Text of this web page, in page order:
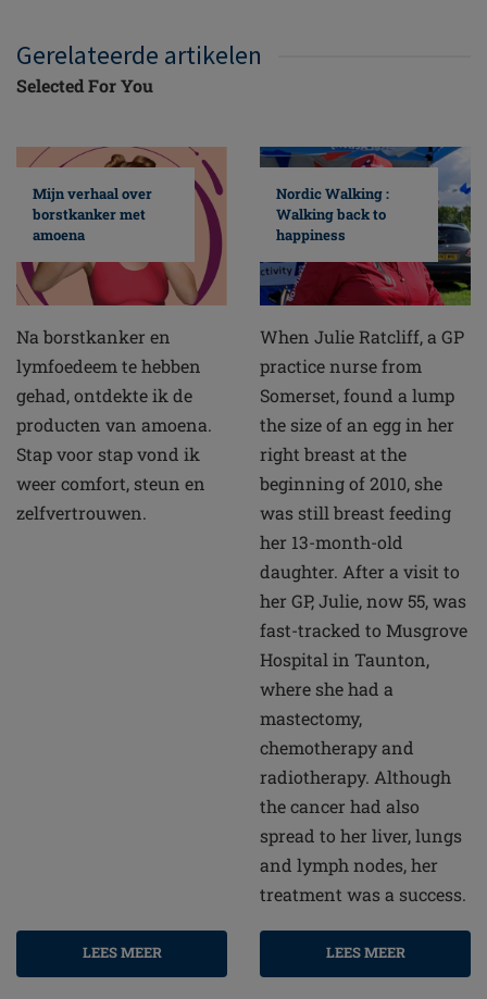
Gerelateerde artikelen
Selected For You
Mijn verhaal over
borstkanker met
amoena
Na borstkanker en
lymfoedeem te hebben
gehad, ontdekte ik de
producten van amoena.
Stap voor stap vond ik
weer comfort, steun en
zelfvertrouwen.
LEES MEER
Nordic Walking :
Walking back to
happiness
When Julie Ratcliff, a GP
practice nurse from
Somerset, found a lump
the size of an egg in her
right breast at the
beginning of 2010, she
was still breast feeding
her 13-month-old
daughter. After a visit to
her GP, Julie, now 55, was
fast-tracked to Musgrove
Hospital in Taunton,
where she had a
mastectomy,
chemotherapy and
radiotherapy. Although
the cancer had also
spread to her liver, lungs
and lymph nodes, her
treatment was a success.
LEES MEER